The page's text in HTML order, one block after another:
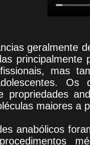
geralmente
mas
Os
propriedades
maiores a
anabólicos